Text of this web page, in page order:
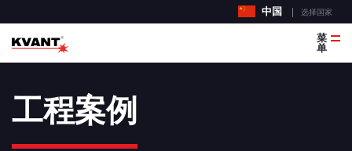
中国 选择国家
菜
单
工程案例